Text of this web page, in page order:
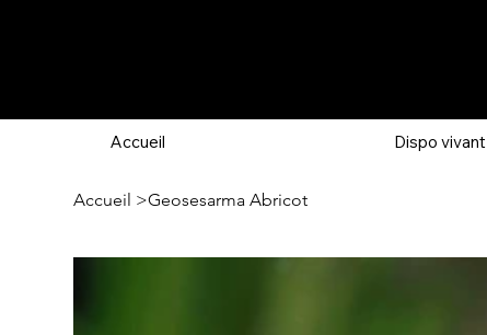
Accueil Dispo vivant
Accueil >Geosesarma Abricot